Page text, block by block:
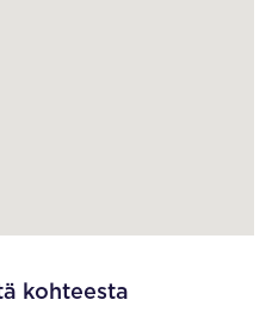
kohteesta